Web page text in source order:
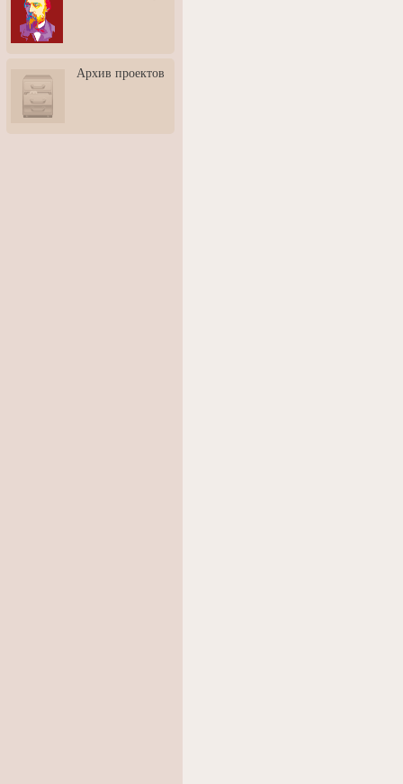
3: Обусловленности
человека и их влияние на
карьеру
скульптором Дмитрием
Тугариновым
АртБульвар в День города
Архив проектов